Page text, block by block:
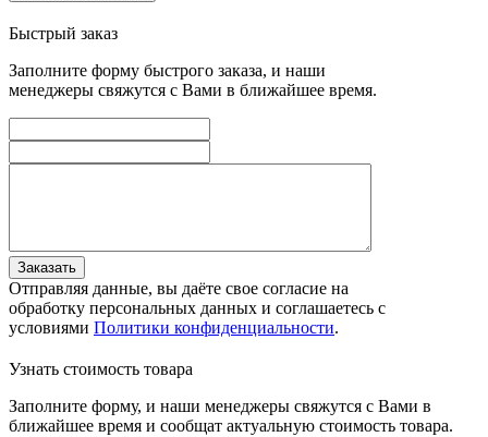
Быстрый заказ
Заполните форму быстрого заказа, и наши
менеджеры свяжутся с Вами в ближайшее время.
Заказать
Отправляя данные, вы даёте свое согласие на
обработку персональных данных и соглашаетесь с
условиями Политики конфиденциальности.
Узнать стоимость товара
Заполните форму, и наши менеджеры свяжутся с Вами в
ближайшее время и сообщат актуальную стоимость товара.